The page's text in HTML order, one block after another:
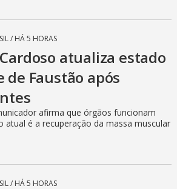
/ HÁ 5 HORAS
atualiza estado
de Faustão após
afirma que órgãos funcionam
atual é a recuperação da massa muscular
/ HÁ 5 HORAS